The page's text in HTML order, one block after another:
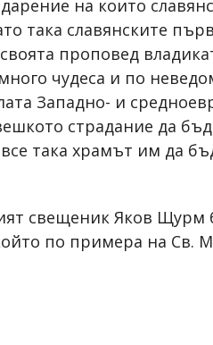
на които
така славянските
проповед
чудеса и по
Западно- и
страдание да
така храмът им да
свещеник Яков Щурм
по примера на Св.